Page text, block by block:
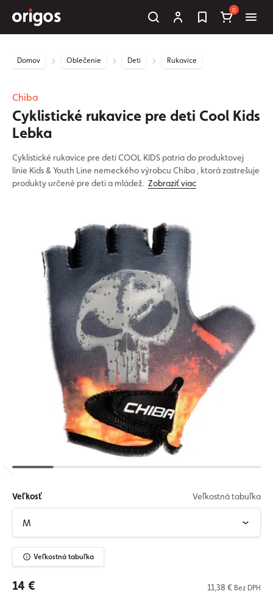
0
Domov Oblečenie Deti Rukavice
Chiba
Cyklistické rukavice pre deti Cool Kids
Lebka
Cyklistické rukavice pre deti COOL KIDS patria do produktovej
línie Kids & Youth Line nemeckého výrobcu Chiba , ktorá zastrešuje
produkty určené pre deti a mládež. Zobraziť viac
Veľkosť Veľkostná tabuľka
Veľkostná tabuľka
14 € 11,38 € Bez DPH